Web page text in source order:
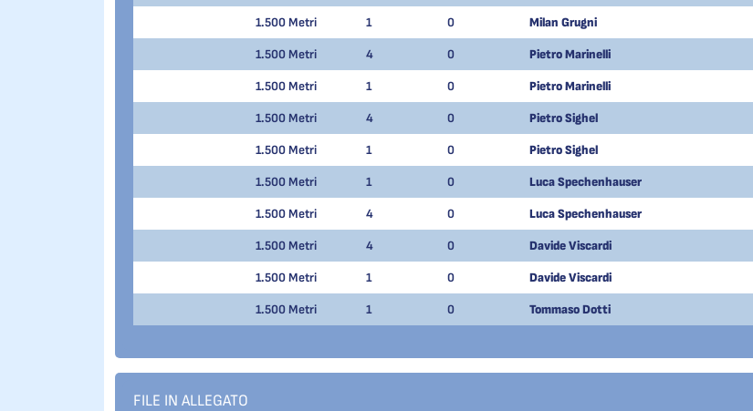
1.500 Metri 1 0 Milan Grugni
1.500 Metri 4 0 Pietro Marinelli
1.500 Metri 1 0 Pietro Marinelli
1.500 Metri 4 0 Pietro Sighel
1.500 Metri 1 0 Pietro Sighel
1.500 Metri 1 0 Luca Spechenhauser
1.500 Metri 4 0 Luca Spechenhauser
1.500 Metri 4 0 Davide Viscardi
1.500 Metri 1 0 Davide Viscardi
1.500 Metri 1 0 Tommaso Dotti
FILE IN ALLEGATO